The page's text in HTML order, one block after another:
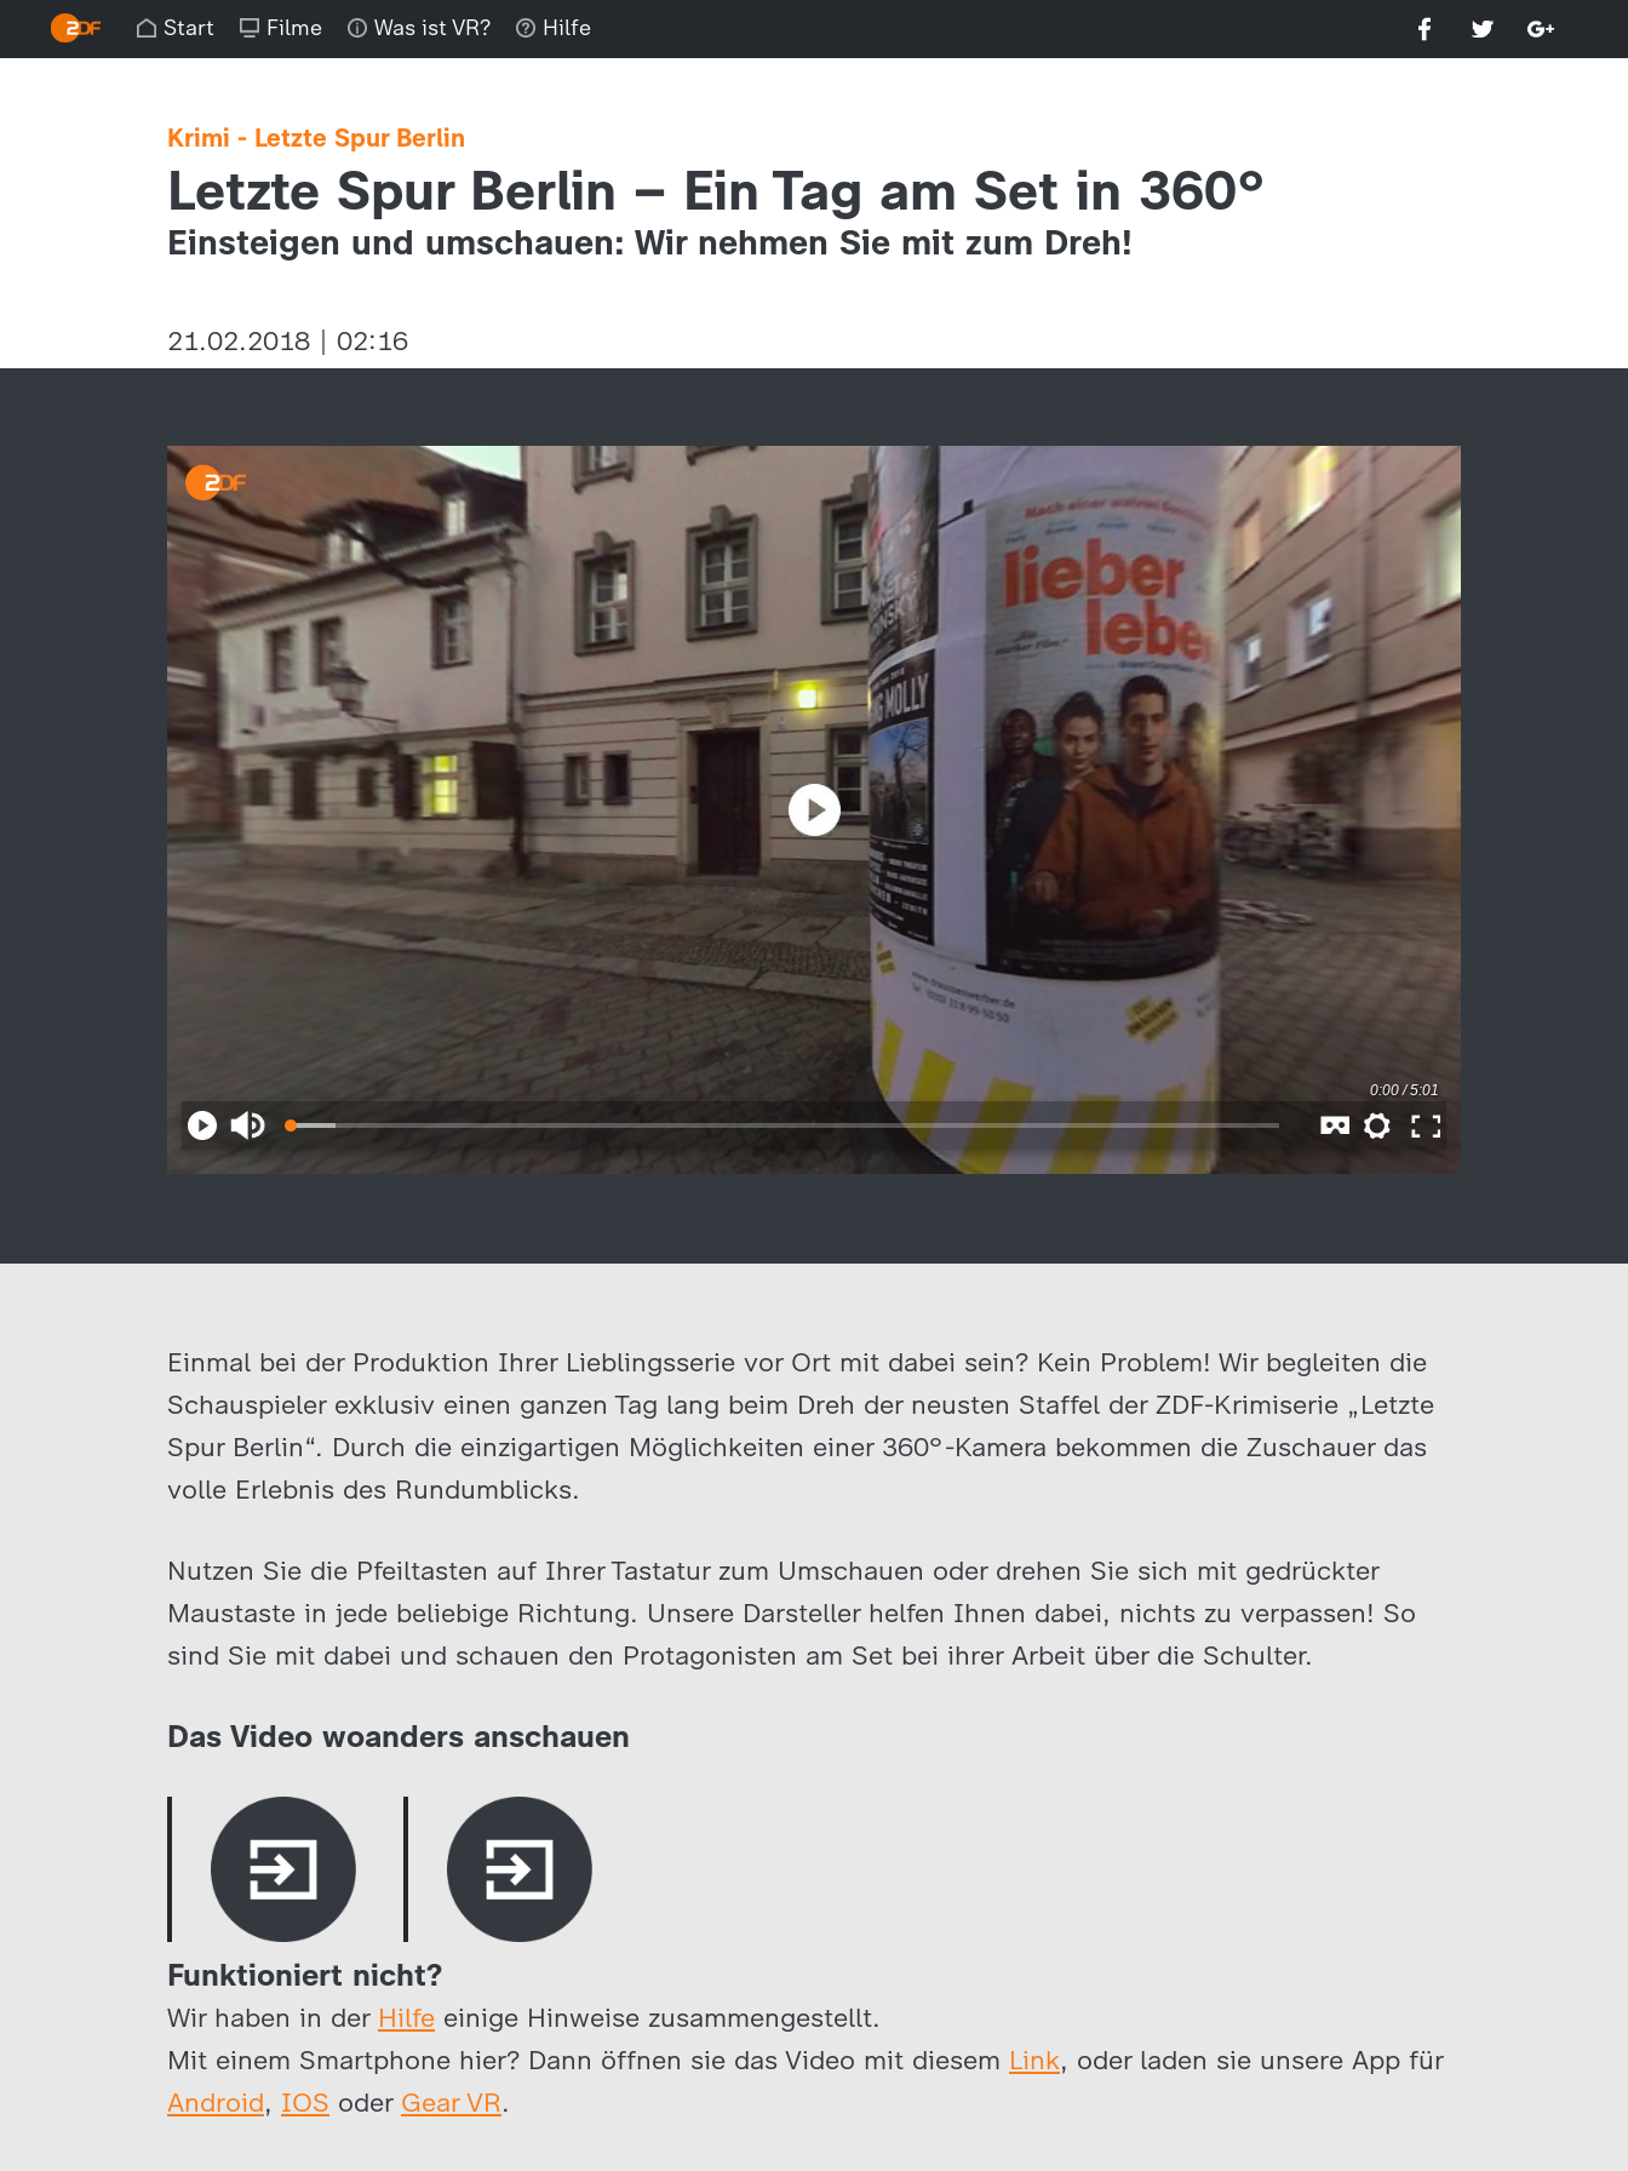
Start Filme Was ist VR? Hilfe
Krimi - Letzte Spur Berlin
Letzte Spur Berlin – Ein Tag am Set in 360°
Einsteigen und umschauen: Wir nehmen Sie mit zum Dreh!
21.02.2018 | 02:16
Einmal bei der Produktion Ihrer Lieblingsserie vor Ort mit dabei sein? Kein Problem! Wir begleiten die
Schauspieler exklusiv einen ganzen Tag lang beim Dreh der neusten Staffel der ZDF-Krimiserie „Letzte
Spur Berlin“. Durch die einzigartigen Möglichkeiten einer 360°-Kamera bekommen die Zuschauer das
volle Erlebnis des Rundumblicks.
Nutzen Sie die Pfeiltasten auf Ihrer Tastatur zum Umschauen oder drehen Sie sich mit gedrückter
Maustaste in jede beliebige Richtung. Unsere Darsteller helfen Ihnen dabei, nichts zu verpassen! So
sind Sie mit dabei und schauen den Protagonisten am Set bei ihrer Arbeit über die Schulter.
Das Video woanders anschauen
Funktioniert nicht?
Wir haben in der Hilfe einige Hinweise zusammengestellt.
Mit einem Smartphone hier? Dann öffnen sie das Video mit diesem Link, oder laden sie unsere App für
Android, IOS oder Gear VR.